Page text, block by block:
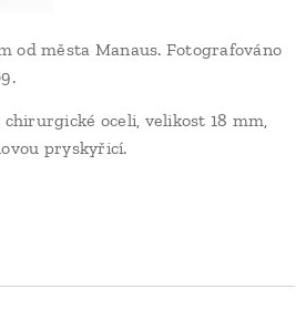
od města Manaus. Fotografováno
oceli, velikost 18 mm,
pryskyřicí.